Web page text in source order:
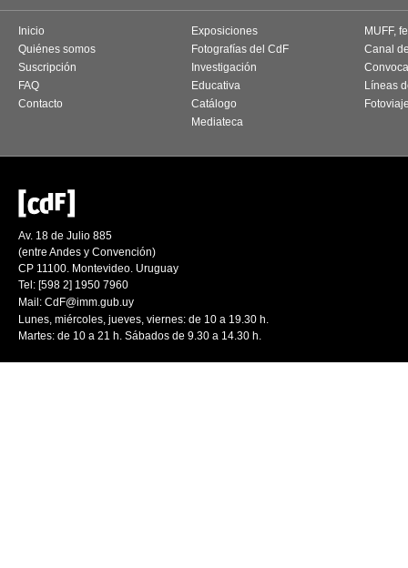
Inicio
Quiénes somos
Suscripción
FAQ
Contacto
Exposiciones
Fotografías del CdF
Investigación
Educativa
Catálogo
Mediateca
MUFF,
Canal
Líneas
Av. 18 de Julio 885
(entre Andes y Convención)
CP 11100. Montevideo. Uruguay
Tel: [598 2] 1950 7960
Mail: CdF@imm.gub.uy
Lunes, miércoles, jueves, viernes: de 10 a 19.30 h.
Martes: de 10 a 21 h. Sábados de 9.30 a 14.30 h.